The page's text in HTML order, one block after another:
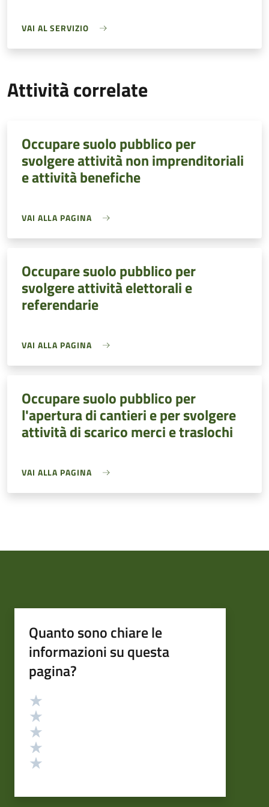
VAI AL SERVIZIO
Attività correlate
Occupare suolo pubblico per
svolgere attività non imprenditoriali
e attività benefiche
VAI ALLA PAGINA
Occupare suolo pubblico per
svolgere attività elettorali e
referendarie
VAI ALLA PAGINA
Occupare suolo pubblico per
l'apertura di cantieri e per svolgere
attività di scarico merci e traslochi
VAI ALLA PAGINA
Quanto sono chiare le
informazioni su questa
pagina?
Valutazione